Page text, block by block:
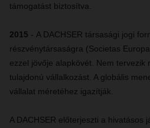
támogatást biztosítva.
2015 - A DACHSER társasági jogi
részvénytársaságra (Societas
ezzel jövője alapkövét. Nem tervezik
tulajdonú vállalkozást. A globális
vállalat méretéhez igazítják.
A DACHSER előterjeszti a hivatásos